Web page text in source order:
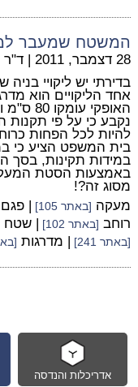
המשטח שמעבר
28 דצמבר, 2011 | ד"ר
בדירתי יש ליקויי
אחד הליקויים הוא
נקבע כי על פי תקנות
להיות לכל הפחות
בית המשפט הציע כי
במידות תקינות, בסך
באמצעות הסטת
מסוג זה?!
מעקה [באתר 105] |
רוחב [באתר 102] | שטח
[באתר 241] | מדרגות
אדריכלות והנדסה